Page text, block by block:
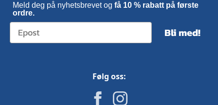
Meld deg på nyhetsbrevet og få 10 % rabatt på første
ordre.
Bli med!
Følg oss: